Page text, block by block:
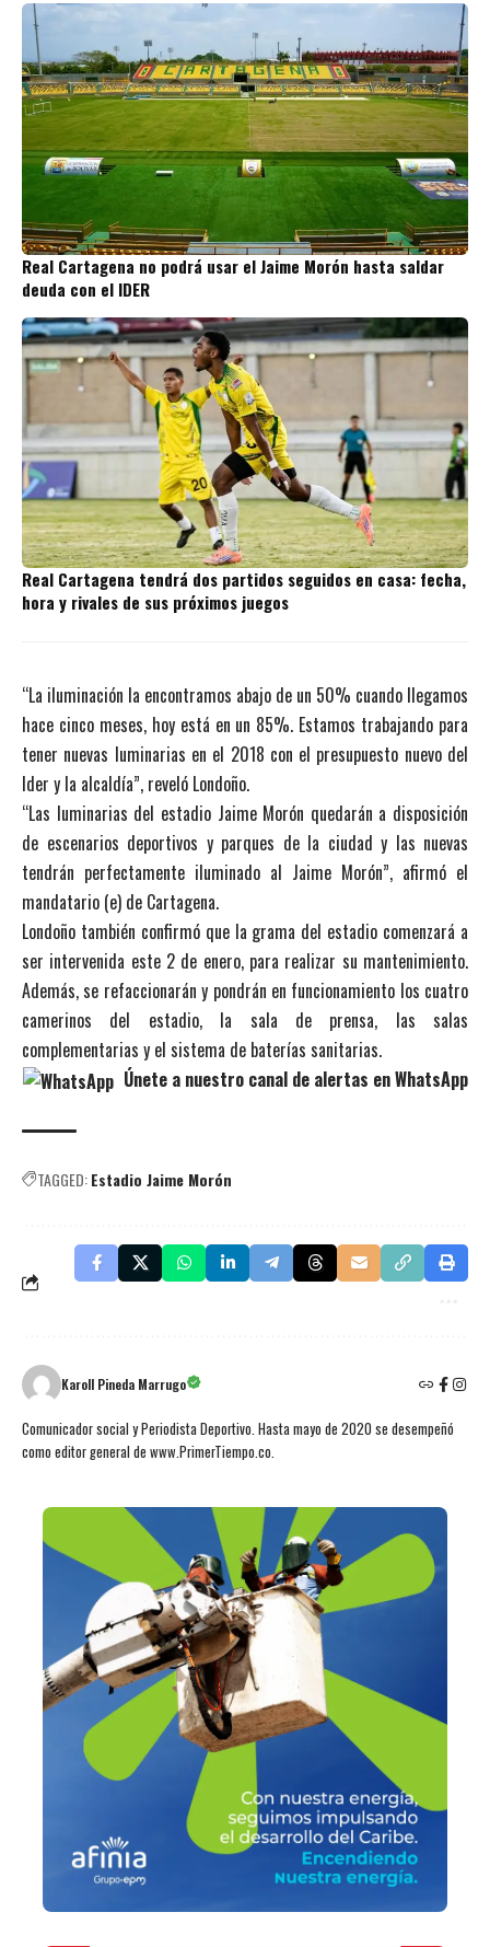
Real Cartagena no podrá usar el Jaime Morón hasta saldar
deuda con el IDER
Real Cartagena tendrá dos partidos seguidos en casa: fecha,
hora y rivales de sus próximos juegos
“La iluminación la encontramos abajo de un 50% cuando llegamos
hace cinco meses, hoy está en un 85%. Estamos trabajando para
tener nuevas luminarias en el 2018 con el presupuesto nuevo del
Ider y la alcaldía”, reveló Londoño.
“Las luminarias del estadio Jaime Morón quedarán a disposición
de escenarios deportivos y parques de la ciudad y las nuevas
tendrán perfectamente iluminado al Jaime Morón”, afirmó el
mandatario (e) de Cartagena.
Londoño también confirmó que la grama del estadio comenzará a
ser intervenida este 2 de enero, para realizar su mantenimiento.
Además, se refaccionarán y pondrán en funcionamiento los cuatro
camerinos del estadio, la sala de prensa, las salas
complementarias y el sistema de baterías sanitarias.
Únete a nuestro canal de alertas en WhatsApp
TAGGED:Estadio Jaime Morón
Karoll Pineda Marrugo
Comunicador social y Periodista Deportivo. Hasta mayo de 2020 se desempeñó
como editor general de www.PrimerTiempo.co.